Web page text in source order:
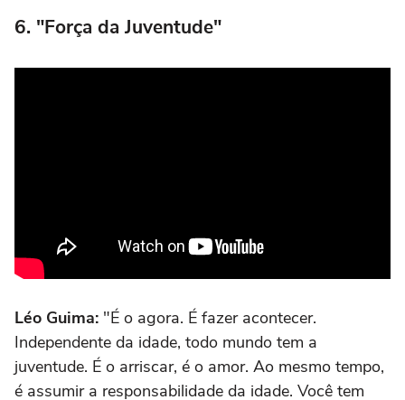
6. "Força da Juventude"
Léo Guima: "É o agora. É fazer acontecer.
Independente da idade, todo mundo tem a
juventude. É o arriscar, é o amor. Ao mesmo tempo,
é assumir a responsabilidade da idade. Você tem